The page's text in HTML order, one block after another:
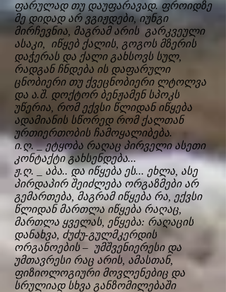
ფარულად თუ დაუფარავად. ფროიდზე
მე დიდად არ ვგიჟდები, იუნგი
მირჩევნია, მაგრამ არის გარკვეული
ასაკი, იწყებ ქალის, გოგოს მზერის
დაჭერას და ქალი გახსოვს სულ,
რადგან ჩნდება ის დაფარული
ცნობიერი თუ ქვეცნობიერი ლტოლვა
და ა.შ. დოქტორ ბენჟამენ სპოკს
უწერია, რომ ექვსი წლიდან იწყება
ადამიანის სწორედ რომ ქალთან
ურთიერთობის ჩამოყალიბება.
ი.ღ. _ ეტყობა რაღაც პირველი ასეთი
კონტაქტი გახსენდება...
ჟ.ღ. _ აბა.. და იწყება ეს... ეხლა, ასე
პირდაპირ შეიძლება ორგაზმები არ
გემართება, მაგრამ იწყება რა, ექვსი
წლიდან მართლა იწყება რაღაც,
მართლა ყველას, ეწყება: რაღაცის
დანახვა, ძუძუ-გულმკერდის
ორგანოების – უმშვენიერესი და
უმთავრესი რაც არის, ამასთან,
ფიზიოლოგიური მოვლენებიც და
სრულიად სხვა განზომილებაში